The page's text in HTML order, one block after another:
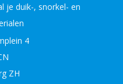
je duik-, snorkel- en
4
ZH